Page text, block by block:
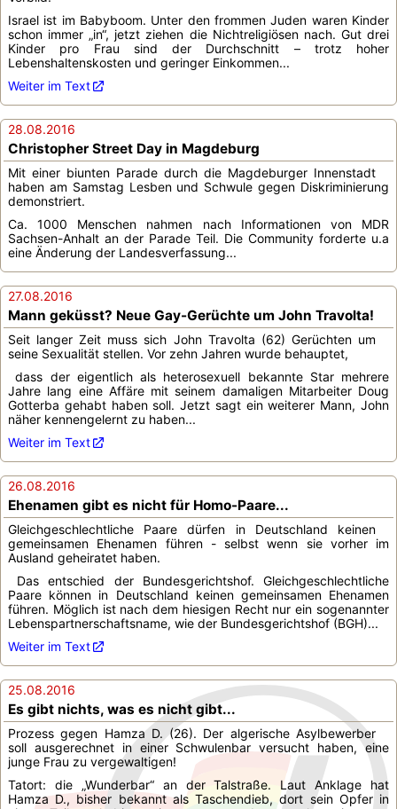
Israel ist im Babyboom. Unter den frommen Juden waren Kinder
schon immer „in“, jetzt ziehen die Nichtreligiösen nach. Gut drei
Kinder pro Frau sind der Durchschnitt – trotz hoher
Lebenshaltenskosten und geringer Einkommen...
Weiter im Text
28.08.2016
Christopher Street Day in Magdeburg
Mit einer biunten Parade durch die Magdeburger Innenstadt
haben am Samstag Lesben und Schwule gegen Diskriminierung
demonstriert.
Ca. 1000 Menschen nahmen nach Informationen von MDR
Sachsen-Anhalt an der Parade Teil. Die Community forderte u.a
eine Änderung der Landesverfassung...
27.08.2016
Mann geküsst? Neue Gay-Gerüchte um John Travolta!
Seit langer Zeit muss sich John Travolta (62) Gerüchten um
seine Sexualität stellen. Vor zehn Jahren wurde behauptet,
dass der eigentlich als heterosexuell bekannte Star mehrere
Jahre lang eine Affäre mit seinem damaligen Mitarbeiter Doug
Gotterba gehabt haben soll. Jetzt sagt ein weiterer Mann, John
näher kennengelernt zu haben...
Weiter im Text
26.08.2016
Ehenamen gibt es nicht für Homo-Paare...
Gleichgeschlechtliche Paare dürfen in Deutschland keinen
gemeinsamen Ehenamen führen - selbst wenn sie vorher im
Ausland geheiratet haben.
Das entschied der Bundesgerichtshof. Gleichgeschlechtliche
Paare können in Deutschland keinen gemeinsamen Ehenamen
führen. Möglich ist nach dem hiesigen Recht nur ein sogenannter
Lebenspartnerschaftsname, wie der Bundesgerichtshof (BGH)...
Weiter im Text
25.08.2016
Es gibt nichts, was es nicht gibt...
Prozess gegen Hamza D. (26). Der algerische Asylbewerber
soll ausgerechnet in einer Schwulenbar versucht haben, eine
junge Frau zu vergewaltigen!
Tatort: die „Wunderbar“ an der Talstraße. Laut Anklage hat
Hamza D., bisher bekannt als Taschendieb, dort sein Opfer in